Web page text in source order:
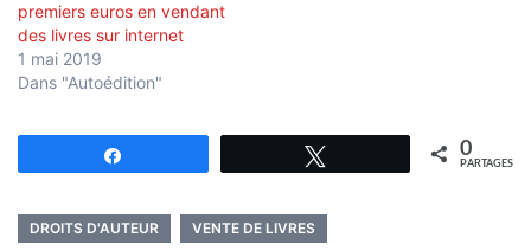
premiers euros en vendant
des livres sur internet
1 mai 2019
Dans "Autoédition"
0
PARTAGES
DROITS D'AUTEUR VENTE DE LIVRES